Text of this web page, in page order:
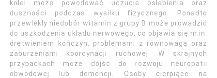
kolei może powodować uczucie osłabienia oraz
duszności podczas wysiłku fizycznego. Ponadto
przewlekły niedobór witamin z grupy B może prowadzić
do uszkodzenia układu nerwowego, co objawia się m.in.
drętwieniem kończyn, problemami z równowagą oraz
zaburzeniami koordynacji ruchowej. W skrajnych
przypadkach może dojść do rozwoju neuropatii
obwodowej lub demencji. Osoby cierpiące na